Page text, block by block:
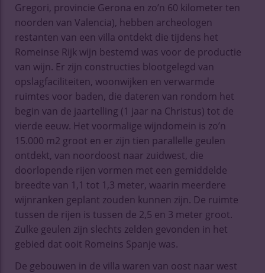
Gregori, provincie Gerona en zo’n 60 kilometer ten
noorden van Valencia), hebben archeologen
restanten van een villa ontdekt die tijdens het
Romeinse Rijk wijn bestemd was voor de productie
van wijn. Er zijn constructies blootgelegd van
opslagfaciliteiten, woonwijken en verwarmde
ruimtes voor baden, die dateren van rondom het
begin van de jaartelling (1 jaar na Christus) tot de
vierde eeuw. Het voormalige wijndomein is zo’n
15.000 m2 groot en er zijn tien parallelle geulen
ontdekt, van noordoost naar zuidwest, die
doorlopende rijen vormen met een gemiddelde
breedte van 1,1 tot 1,3 meter, waarin meerdere
wijnranken geplant zouden kunnen zijn. De ruimte
tussen de rijen is tussen de 2,5 en 3 meter groot.
Zulke geulen zijn slechts zelden gevonden in het
gebied dat ooit Romeins Spanje was.
De gebouwen in de villa waren van oost naar west